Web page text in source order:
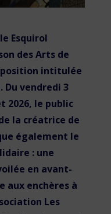
Esquirol
des Arts de
intitulée
Du vendredi 3
2026, le public
la créatrice de
également le
: une
en avant-
aux enchères à
Les